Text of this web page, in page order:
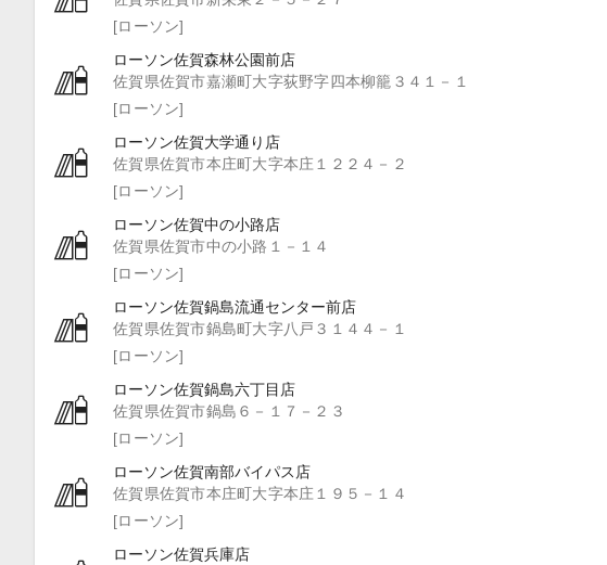
[ローソン]
ローソン佐賀森林公園前店
佐賀県佐賀市嘉瀬町大字荻野字四本柳籠３４１－１
[ローソン]
ローソン佐賀大学通り店
佐賀県佐賀市本庄町大字本庄１２２４－２
[ローソン]
ローソン佐賀中の小路店
佐賀県佐賀市中の小路１－１４
[ローソン]
ローソン佐賀鍋島流通センター前店
佐賀県佐賀市鍋島町大字八戸３１４４－１
[ローソン]
ローソン佐賀鍋島六丁目店
佐賀県佐賀市鍋島６－１７－２３
[ローソン]
ローソン佐賀南部バイパス店
佐賀県佐賀市本庄町大字本庄１９５－１４
[ローソン]
ローソン佐賀兵庫店